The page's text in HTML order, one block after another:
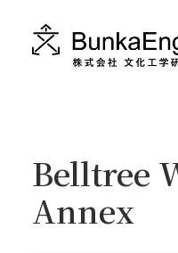
WORKS
CONTACT
Belltree
Annex